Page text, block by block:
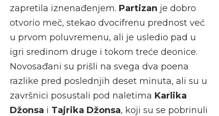
zapretila iznenađenjem. Partizan je dobro
otvorio meč, stekao dvocifrenu prednost već
u prvom poluvremenu, ali je usledio pad u
igri sredinom druge i tokom treće deonice.
Novosađani su prišli na svega dva poena
razlike pred poslednjih deset minuta, ali su u
završnici posustali pod naletima Karlika
Džonsa i Tajrika Džonsa, koji su se pobrinuli